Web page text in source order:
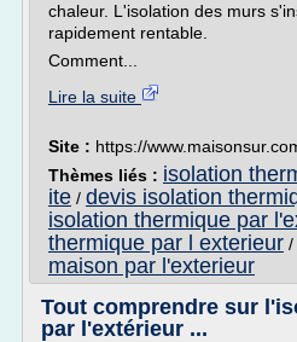
chaleur. L'isolation des murs
rapidement rentable.
Comment...
Lire la suite
Site : https://
Thèmes liés : isolation
ite / devis isolation
isolation thermique par
thermique par l exterieur /
maison par l'exterieur
Tout comprendre sur
par l'extérieur ...